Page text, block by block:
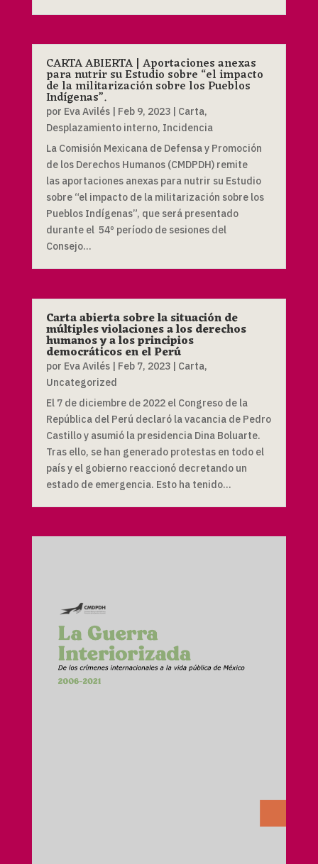
CARTA ABIERTA | Aportaciones anexas
para nutrir su Estudio sobre “el impacto
de la militarización sobre los Pueblos
Indígenas”.
por Eva Avilés| Feb 9, 2023| Carta,
Desplazamiento interno, Incidencia
La Comisión Mexicana de Defensa y Promoción
de los Derechos Humanos (CMDPDH) remite
las aportaciones anexas para nutrir su Estudio
sobre “el impacto de la militarización sobre los
Pueblos Indígenas”, que será presentado
durante el 54º período de sesiones del
Consejo...
Carta abierta sobre la situación de
múltiples violaciones a los derechos
humanos y a los principios
democráticos en el Perú
por Eva Avilés| Feb 7, 2023| Carta,
Uncategorized
El 7 de diciembre de 2022 el Congreso de la
República del Perú declaró la vacancia de Pedro
Castillo y asumió la presidencia Dina Boluarte.
Tras ello, se han generado protestas en todo el
país y el gobierno reaccionó decretando un
estado de emergencia. Esto ha tenido...